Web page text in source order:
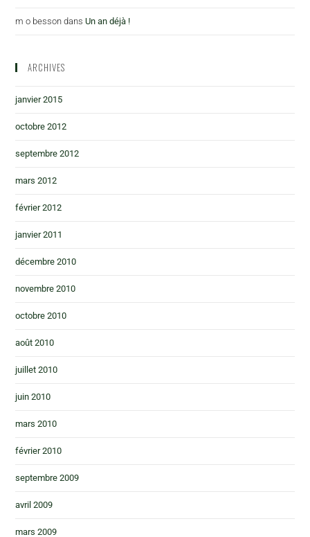
m o besson dansUn an déjà !
ARCHIVES
janvier 2015
octobre 2012
septembre 2012
mars 2012
février 2012
janvier 2011
décembre 2010
novembre 2010
octobre 2010
août 2010
juillet 2010
juin 2010
mars 2010
février 2010
septembre 2009
avril 2009
mars 2009